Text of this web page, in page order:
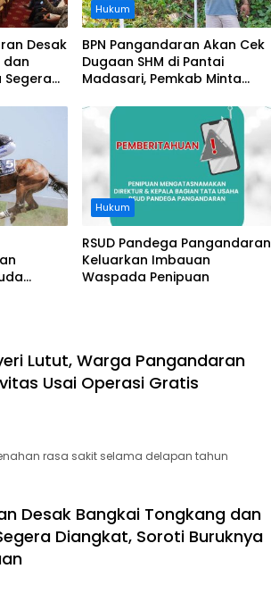
Desak
dan
Segera
Hukum
BPN Pangandaran Akan Cek
Dugaan SHM di Pantai
Madasari, Pemkab Minta
Hukum
RSUD Pandega Pangandaran
Keluarkan Imbauan
Waspada Penipuan
Lutut, Warga Pangandaran
Usai Operasi Gratis
Menahan rasa sakit selama delapan tahun
Desak Bangkai Tongkang dan
Diangkat, Soroti Buruknya